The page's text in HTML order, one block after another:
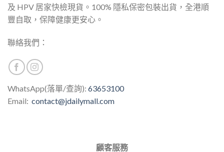
產
及 HPV 居家快檢現貨。100% 隱私保密包裝出貨，全港順
豐自取，保障健康更安心。
聯絡我們：
WhatsApp(落單/查詢): 63653100
Email: contact@jdailymall.com
顧客服務